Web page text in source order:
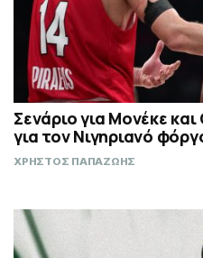
Σενάριο για Μονέκε
για τον Νιγηριανό
ΧΡΗΣΤΟΣ ΠΑΠΑΖΩΗΣ